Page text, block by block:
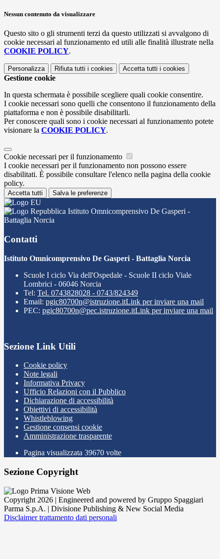
Nessun contenuto da visualizzare
Questo sito o gli strumenti terzi da questo utilizzati si avvalgono di
cookie necessari al funzionamento ed utili alle finalità illustrate nella
COOKIE POLICY.
Personalizza Rifiuta tutti i cookies Accetta tutti i cookies
Gestione cookie
In questa schermata è possibile scegliere quali cookie consentire.
I cookie necessari sono quelli che consentono il funzionamento della
piattaforma e non è possibile disabilitarli.
Per conoscere quali sono i cookie necessari al funzionamento potete
visionare la COOKIE POLICY.
Cookie necessari per il funzionamento
I cookie necessari per il funzionamento non possono essere
disabilitati. È possibile consultare l'elenco nella pagina della cookie
policy.
Accetta tutti Salva le preferenze
Istituto Omnicomprensivo De Gasperi -
Battaglia Norcia
Contatti
Istituto Omnicomprensivo De Gasperi - Battaglia Norcia
Scuole I ciclo Via dell'Ospedale - Scuole II ciclo Viale
Lombrici - 06046 Norcia
Tel: Tel. 0743828028 - 0743/824349
Email: pgic80700n@istruzione.itLink per inviare una mail
PEC: pgic80700n@pec.istruzione.itLink per inviare una mail
Sezione Link Utili
Cookie policy
Note legali
Informativa Privacy
Ufficio Relazioni con il Pubblico
Dichiarazione di accessibilità
Obiettivi di accessibilità
Whistleblowing
Gestione consensi cookie
Amministrazione trasparente
Pagina visualizzata 39670 volte
Sezione Copyright
Copyright 2026 | Engineered and powered by Gruppo Spaggiari
Parma S.p.A. | Divisione Publishing & New Social Media
Disclaimer trattamento dati personali